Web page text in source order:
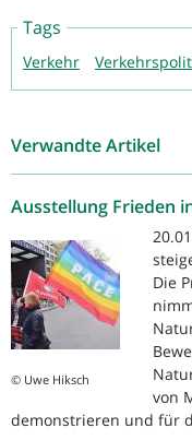
Tags
Verkehr
Verwandte Artikel
Ausstellung Frieden
© Uwe Hiksch
Die
von
demonstrieren und für